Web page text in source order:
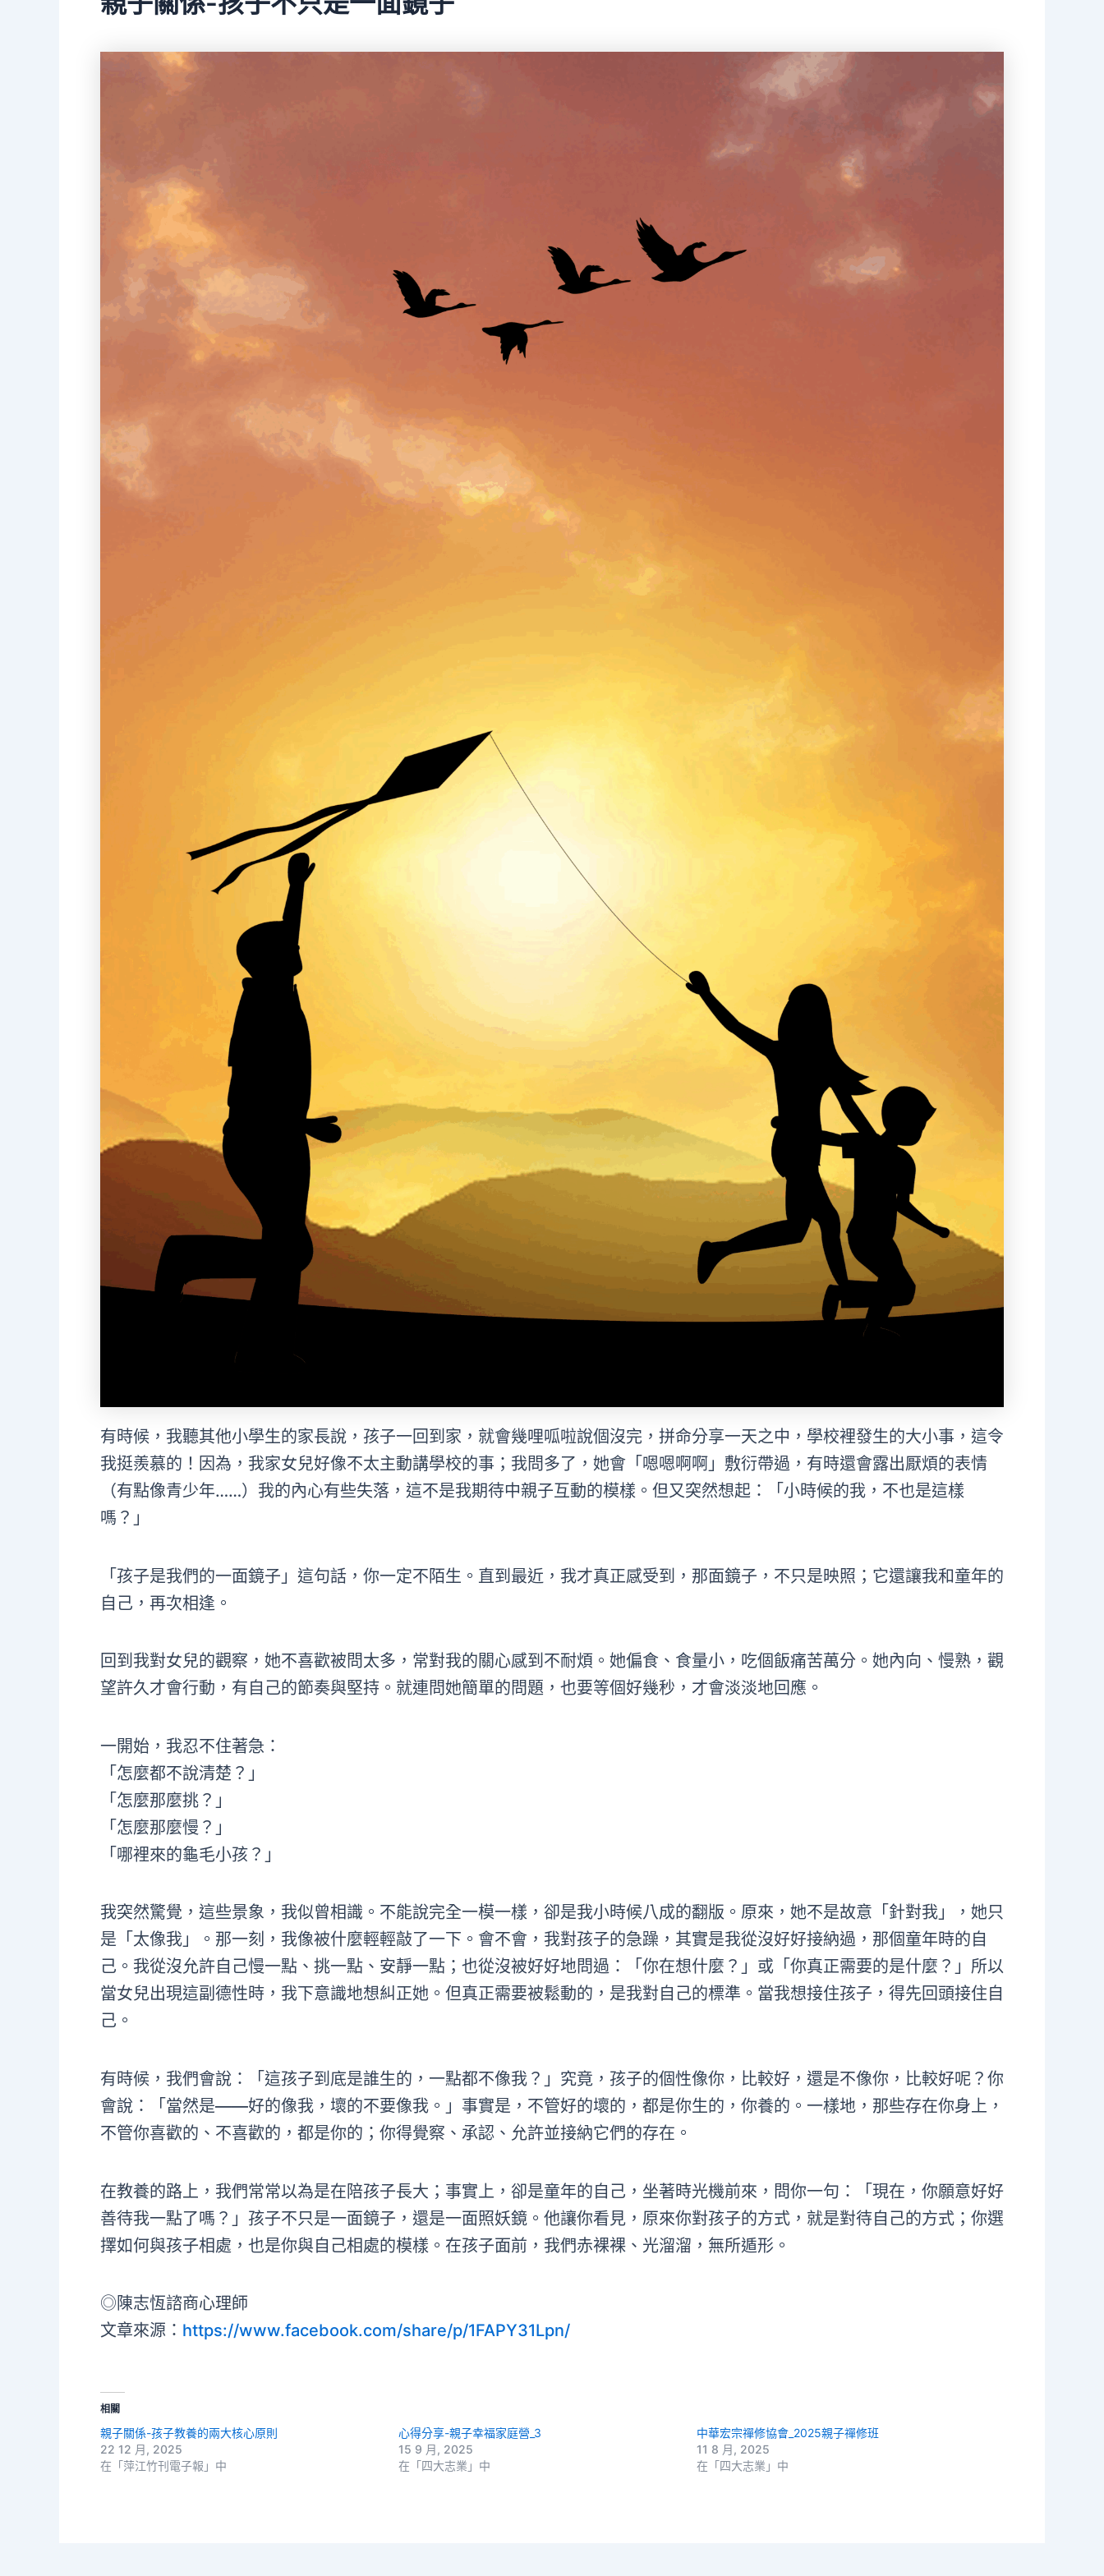
有時候，我聽其他小學生的家長說，孩子一回到家，就會幾哩呱啦說個沒完，拼命分享一天之中，學校裡發生的大小事，這令
我挺羨慕的！因為，我家女兒好像不太主動講學校的事；我問多了，她會「嗯嗯啊啊」敷衍帶過，有時還會露出厭煩的表情
（有點像青少年……）我的內心有些失落，這不是我期待中親子互動的模樣。但又突然想起：「小時候的我，不也是這樣
嗎？」
「孩子是我們的一面鏡子」這句話，你一定不陌生。直到最近，我才真正感受到，那面鏡子，不只是映照；它還讓我和童年的
自己，再次相逢。
回到我對女兒的觀察，她不喜歡被問太多，常對我的關心感到不耐煩。她偏食、食量小，吃個飯痛苦萬分。她內向、慢熟，觀
望許久才會行動，有自己的節奏與堅持。就連問她簡單的問題，也要等個好幾秒，才會淡淡地回應。
一開始，我忍不住著急：
「怎麼都不說清楚？」
「怎麼那麼挑？」
「怎麼那麼慢？」
「哪裡來的龜毛小孩？」
我突然驚覺，這些景象，我似曾相識。不能說完全一模一樣，卻是我小時候八成的翻版。原來，她不是故意「針對我」，她只
是「太像我」。那一刻，我像被什麼輕輕敲了一下。會不會，我對孩子的急躁，其實是我從沒好好接納過，那個童年時的自
己。我從沒允許自己慢一點、挑一點、安靜一點；也從沒被好好地問過：「你在想什麼？」或「你真正需要的是什麼？」所以
當女兒出現這副德性時，我下意識地想糾正她。但真正需要被鬆動的，是我對自己的標準。當我想接住孩子，得先回頭接住自
己。
有時候，我們會說：「這孩子到底是誰生的，一點都不像我？」究竟，孩子的個性像你，比較好，還是不像你，比較好呢？你
會說：「當然是——好的像我，壞的不要像我。」事實是，不管好的壞的，都是你生的，你養的。一樣地，那些存在你身上，
不管你喜歡的、不喜歡的，都是你的；你得覺察、承認、允許並接納它們的存在。
在教養的路上，我們常常以為是在陪孩子長大；事實上，卻是童年的自己，坐著時光機前來，問你一句：「現在，你願意好好
善待我一點了嗎？」孩子不只是一面鏡子，還是一面照妖鏡。他讓你看見，原來你對孩子的方式，就是對待自己的方式；你選
擇如何與孩子相處，也是你與自己相處的模樣。在孩子面前，我們赤裸裸、光溜溜，無所遁形。
◎陳志恆諮商心理師
文章來源： https://www.facebook.com/share/p/1FAPY31Lpn/
相關
親子關係-孩子教養的兩大核心原則
22 12 月, 2025
在「萍江竹刊電子報」中
心得分享-親子幸福家庭營_3
15 9 月, 2025
在「四大志業」中
中華宏宗禪修協會_2025親子禪修班
11 8 月, 2025
在「四大志業」中